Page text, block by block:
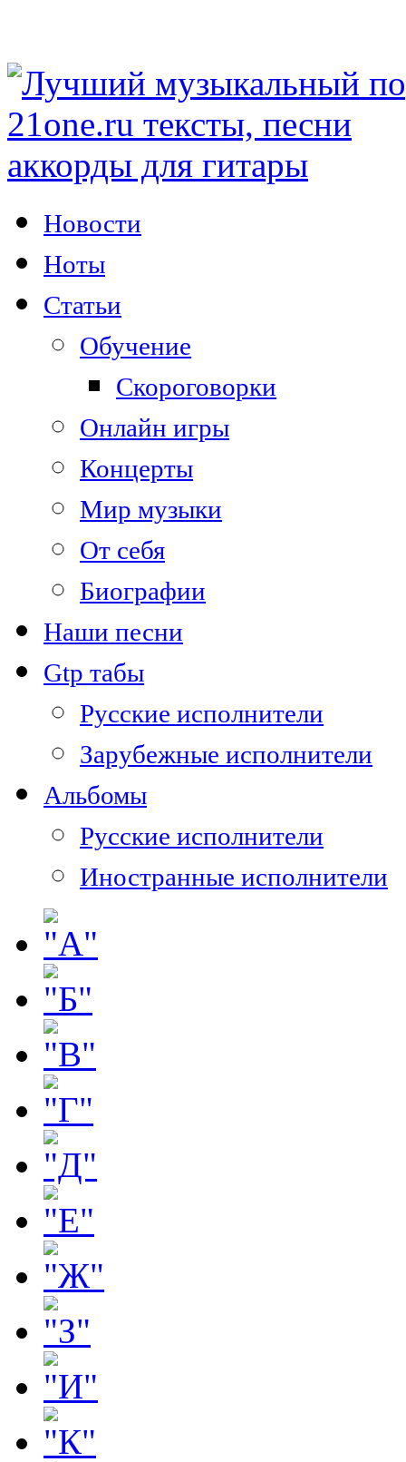
Новости
Ноты
Статьи
Обучение
Скороговорки
Онлайн игры
Концерты
Мир музыки
От себя
Биографии
Наши песни
Gtp табы
Русские исполнители
Зарубежные исполнители
Альбомы
Русские исполнители
Иностранные исполнители